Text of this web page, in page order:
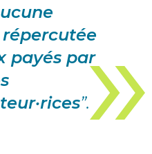
payés par
”.